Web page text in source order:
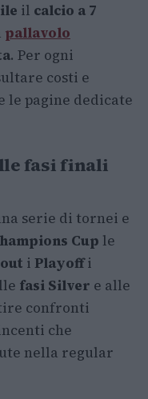
il calcio a 7
pallavolo
. Per ogni
costi e
pagine dedicate
fasi finali
serie di tornei e
Cup le
i Playoffi
fasi Silver e alle
confronti
che
nella regular